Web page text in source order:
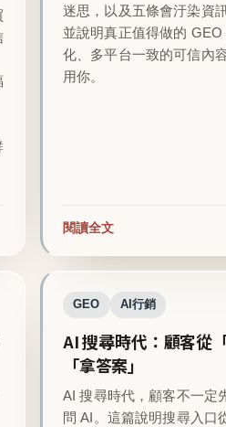
迷思，以及五條會汙染資
並說明真正值得做的
化、多平台一致的可信內
用你。
閱讀全文
GEO AI行銷
AI 搜尋時代：顧客從
「拿答案」
AI 搜尋時代，顧客不一定
問 AI。這篇說明搜尋入口